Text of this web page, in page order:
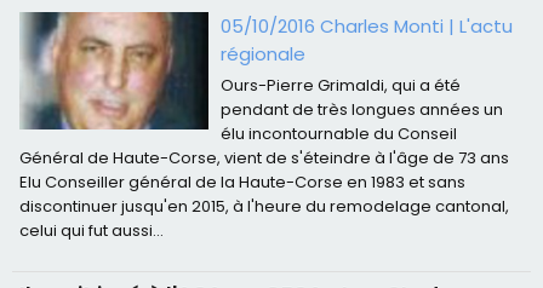
05/10/2016Charles Monti |L'actu
régionale
Ours-Pierre Grimaldi, qui a été
pendant de très longues années un
élu incontournable du Conseil
Général de Haute-Corse, vient de s'éteindre à l'âge de 73 ans
Elu Conseiller général de la Haute-Corse en 1983 et sans
discontinuer jusqu'en 2015, à l'heure du remodelage cantonal,
celui qui fut aussi...